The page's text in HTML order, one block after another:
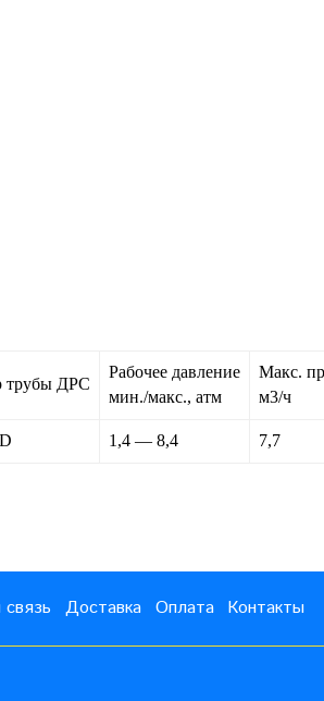
трубы ДРС
Рабочее давление
мин./макс., атм
Макс.
м3/ч
1,4 — 8,4 7,7
Доставка Оплата Контакты